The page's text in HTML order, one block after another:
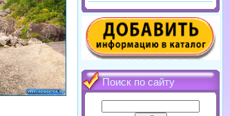
Поиск по сайту